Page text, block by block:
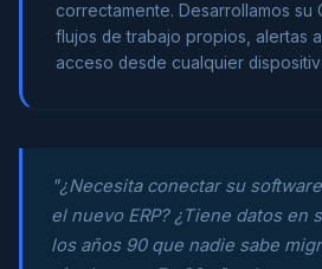
correctamente. Desarrollamos su
flujos de trabajo propios, alertas
acceso desde cualquier
"¿Necesita conectar su
el nuevo ERP? ¿Tiene datos en
los años 90 que nadie sabe